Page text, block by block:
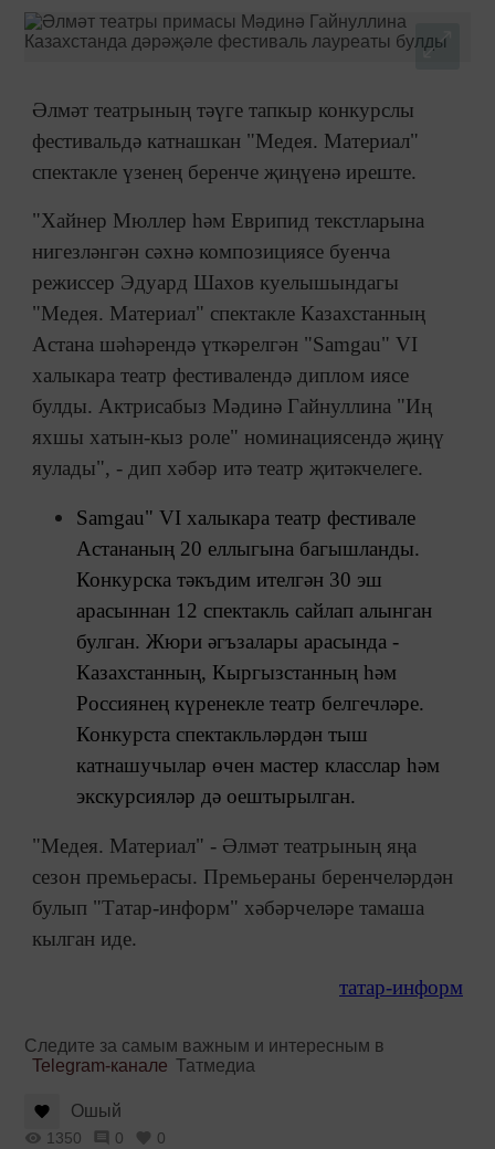
Əлмәт театрының тәүге тапкыр конкурслы
фестивальдә катнашкан "Медея. Материал"
спектакле үзенең беренче җиңүенә иреште.
"Хайнер Мюллер һәм Еврипид текстларына
нигезләнгән сәхнә композициясе буенча
режиссер Эдуард Шахов куелышындагы
"Медея. Материал" спектакле Казахстанның
Астана шәһәрендә үткәрелгән "Samgau" VI
халыкара театр фестивалендә диплом иясе
булды. Актрисабыз Мәдинә Гайнуллина "Иң
яхшы хатын-кыз роле" номинациясендә җиңү
яулады", - дип хәбәр итә театр җитәкчелеге.
Samgau" VI халыкара театр фестивале
Астананың 20 еллыгына багышланды.
Конкурска тәкъдим ителгән 30 эш
арасыннан 12 спектакль сайлап алынган
булган. Жюри әгъзалары арасында -
Казахстанның, Кыргызстанның һәм
Россиянең күренекле театр белгечләре.
Конкурста спектакльләрдән тыш
катнашучылар өчен мастер класслар һәм
экскурсияләр дә оештырылган.
"Медея. Материал" - Əлмәт театрының яңа
сезон премьерасы. Премьераны беренчеләрдән
булып "Татар-информ" хәбәрчеләре тамаша
кылган иде.
татар-информ
Следите за самым важным и интересным в
Telegram-канале Татмедиа
Ошый
1350 0 0